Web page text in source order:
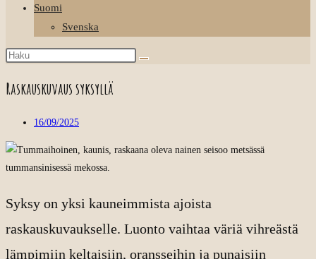
Suomi
Svenska
Raskauskuvaus syksyllä
16/09/2025
Syksy on yksi kauneimmista ajoista
raskauskuvaukselle. Luonto vaihtaa väriä vihreästä
lämpimiin keltaisiin, oransseihin ja punaisiin